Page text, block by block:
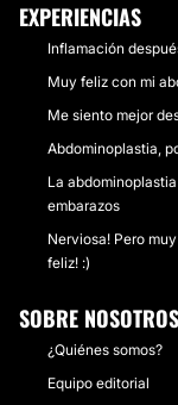
EXPERIENCIAS
Inflamación
Muy feliz con mi
Me siento mejor
Abdominoplastia,
La
embarazos
Nerviosa! Pero
feliz! :)
SOBRE NOSOTROS
¿Quiénes somos?
Equipo editorial